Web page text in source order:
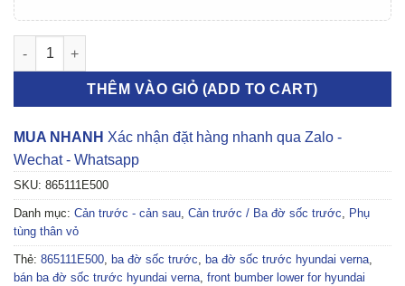
BA ĐỜ SỐC TRƯỚC HYUNDAI VERNA 2006-2010 | 865111E500
THÊM VÀO GIỎ (ADD TO CART)
MUA NHANH Xác nhận đặt hàng nhanh qua Zalo -
Wechat - Whatsapp
SKU: 865111E500
Danh mục: Cản trước - cản sau, Cản trước / Ba đờ sốc trước, Phụ
tùng thân vỏ
Thẻ: 865111E500, ba đờ sốc trước, ba đờ sốc trước hyundai verna,
bán ba đờ sốc trước hyundai verna, front bumber lower for hyundai